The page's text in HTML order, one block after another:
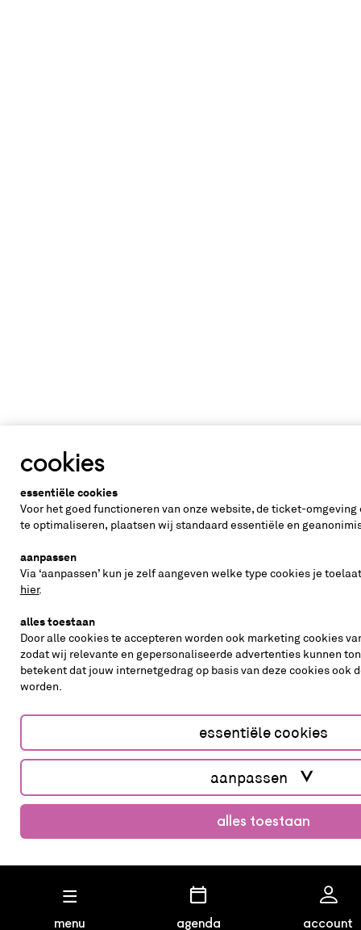
menu agenda account
cookies
essentiële cookies
Voor het goed functioneren van onze website, de ticket-
te optimaliseren, plaatsen wij standaard essentiële en
aanpassen
Via ‘aanpassen’ kun je zelf aangeven welke type cookies je
hier.
alles toestaan
Door alle cookies te accepteren worden ook marketing cookies
zodat wij relevante en gepersonaliseerde advertenties kunnen
betekent dat jouw internetgedrag op basis van deze cookies ook
worden.
essentiële cookies
aanpassen
alles toestaan